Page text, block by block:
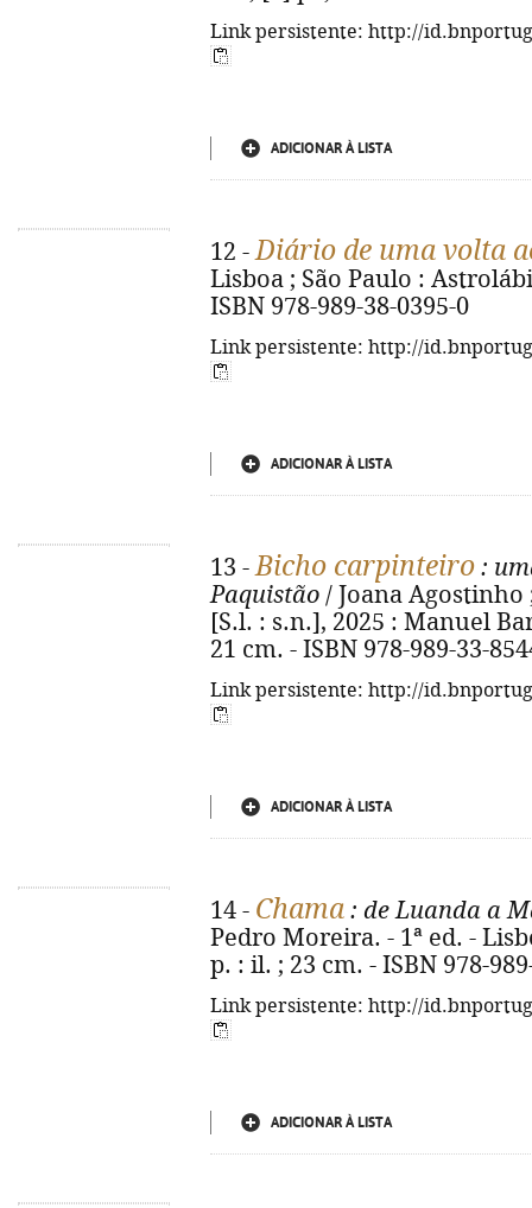
Link persistente: http://
ADICIONAR À LISTA
12 -Diário de uma volta
Lisboa ; São Paulo :
ISBN 978-989-38-0395-0
Link persistente: http://
ADICIONAR À LISTA
13 -Bicho carpinteiro :
Paquistão / Joana Agostinho
[S.l. : s.n.], 2025 : Manuel
21 cm. - ISBN 978-989-33-
Link persistente: http://
ADICIONAR À LISTA
14 - Chama : de Luanda a
Pedro Moreira. - 1ª ed. -
p. : il. ; 23 cm. - ISBN 978-
Link persistente: http://
ADICIONAR À LISTA